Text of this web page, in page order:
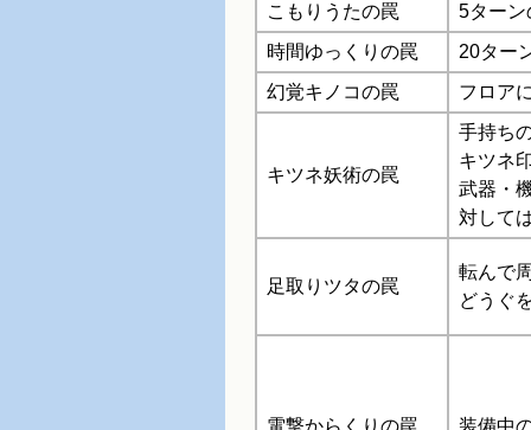
こもりうたの罠
5ターン
時間ゆっくりの罠
20ター
幻覚キノコの罠
フロア
キツネ妖術の罠
手持ち
キツネ
武器・
対して
足取りツタの罠
転んで
どうぐ
電撃からくりの罠 装備中